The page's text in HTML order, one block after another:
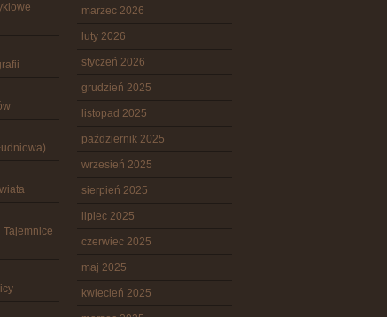
Tajemnice
marzec 2026
luty 2026
styczeń 2026
grudzień 2025
listopad 2025
październik 2025
wrzesień 2025
sierpień 2025
lipiec 2025
czerwiec 2025
maj 2025
kwiecień 2025